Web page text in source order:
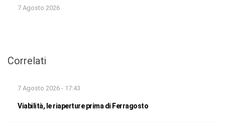
7 Agosto 2026
Correlati
7 Agosto 2026 - 17:43
Viabilità, le riaperture prima di Ferragosto